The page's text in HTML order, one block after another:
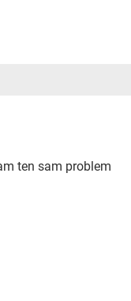
ten sam problem